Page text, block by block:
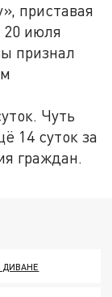
приставая
20 июля
признал
Чуть
14 суток за
граждан.
ДИВАНЕ